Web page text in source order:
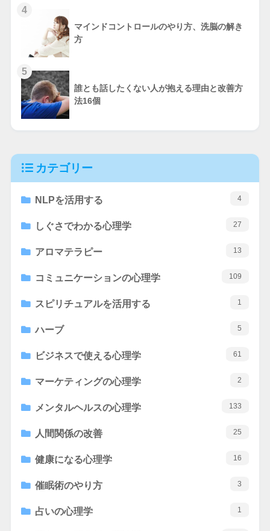
4
マインドコントロールのやり方、洗脳の解き
方
5
誰とも話したくない人が抱える理由と改善方
法16個
カテゴリー
NLPを活用する 4
しぐさでわかる心理学 27
アロマテラピー 13
コミュニケーションの心理学 109
スピリチュアルを活用する 1
ハーブ 5
ビジネスで使える心理学 61
マーケティングの心理学 2
メンタルヘルスの心理学 133
人間関係の改善 25
健康になる心理学 16
催眠術のやり方 3
占いの心理学 1